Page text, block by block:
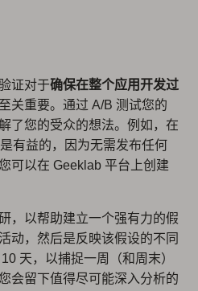
证对于确保在整个应用开发过
至关重要。通过 A/B 测试您的
了您的受众的想法。例如，在
有益的，因为无需发布任何
可以在 Geeklab 平台上创建
，以帮助建立一个强有力的假
动，然后是反映该假设的不同
天 ，以捕捉一周（和周末）
会留下值得尽可能深入分析的